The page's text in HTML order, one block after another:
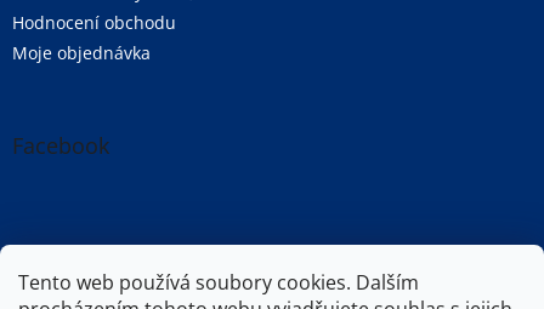
Tento web používá soubory cookies. Dalším
Hodnocení obchodu
Moje objednávka
Facebook